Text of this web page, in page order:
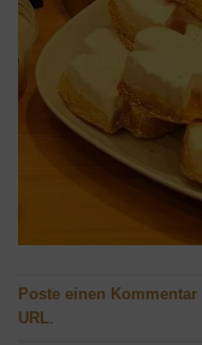
Poste einen Kommentar
URL.